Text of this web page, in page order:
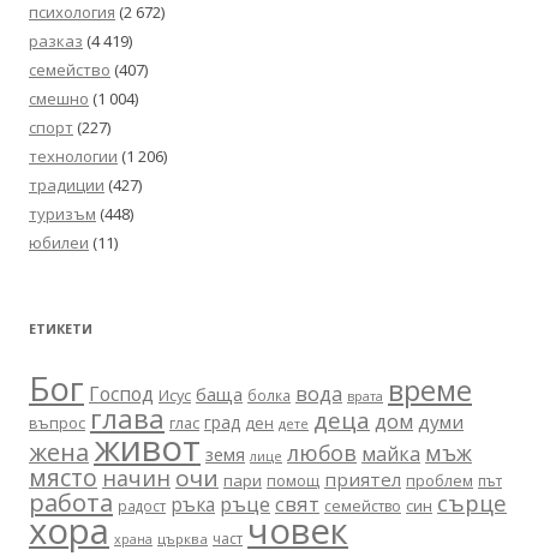
психология (2 672)
разказ (4 419)
семейство (407)
смешно (1 004)
спорт (227)
технологии (1 206)
традиции (427)
туризъм (448)
юбилеи (11)
ЕТИКЕТИ
Бог Господ Исус баща болка вода врата време
въпрос глава глас град ден дете деца дом думи
женаживот земя лице любов майка мъж
място начин очи пари помощ приятел проблем път
работа радост ръка ръце свят семейство син сърце
хора храна църква част човек